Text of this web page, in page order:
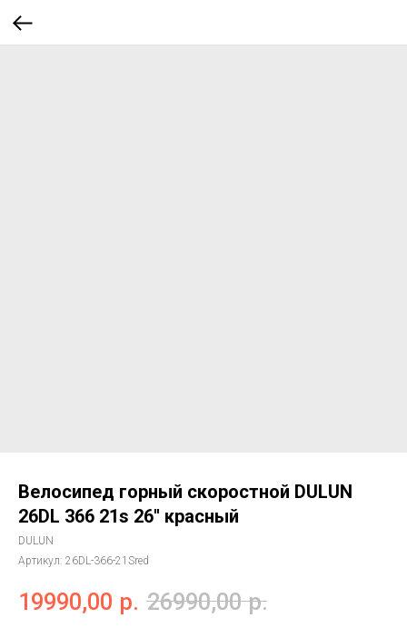
Велосипед горный скоростной DULUN
26DL 366 21s 26'' красный
DULUN
Артикул: 26DL-366-21Sred
19990,00 р. 26990,00 р.